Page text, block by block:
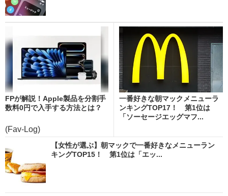
FPが解説！Apple製品を分割手
数料0円で入手する方法とは？
(Fav-Log)
一番好きな朝マックメニューラ
ンキングTOP17！ 第1位は
「ソーセージエッグマフ...
【女性が選ぶ】朝マックで一番好きなメニューラン
キングTOP15！ 第1位は「エッ...